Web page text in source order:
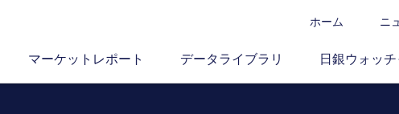
ホーム ニ
マーケットレポート データライブラリ 日銀ウォッ